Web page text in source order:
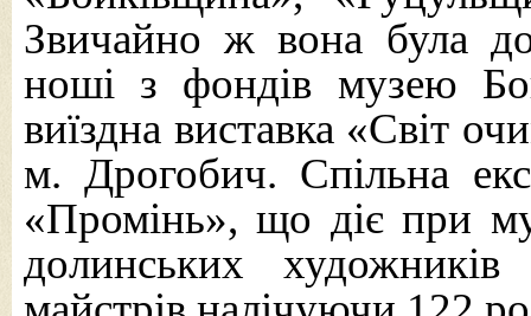
Звичайно ж вона була
ноші з фондів музею
виїздна виставка «Світ
м. Дрогобич. Спільна
«Промінь», що діє при
долинських